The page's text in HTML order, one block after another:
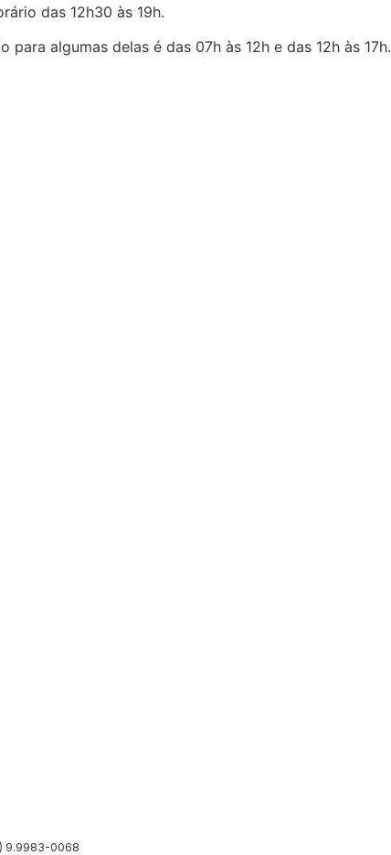
das 12h30 às 19h.
algumas delas é das 07h às 12h e das 12h às 17h.
9.9983-0068